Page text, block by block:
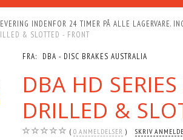
INDENFOR 24 TIMER PÅ ALLE LAGERVARE.
& SLOTTED - FRONT
FRA: DBA - DISC BRAKES AUSTRALIA
DBA HD
DRILLED &
0 ANMELDELSER SKRIV